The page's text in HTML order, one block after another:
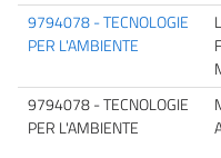
9794078 - TECNOLOGIE
PER L'AMBIENTE
9794078 - TECNOLOGIE
PER L'AMBIENTE